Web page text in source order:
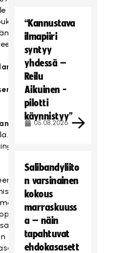
“Kannustava
ilmapiiri
syntyy
yhdessä –
Reilu
Aikuinen -
pilotti
käynnistyy”
05.08.2026
Salibandyliito
n varsinainen
kokous
marraskuuss
a – näin
tapahtuvat
ehdokasasett